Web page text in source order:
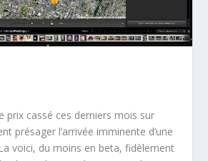
prix cassé ces derniers mois sur
présager l’arrivée imminente d’une
voici, du moins en beta, fidèlement